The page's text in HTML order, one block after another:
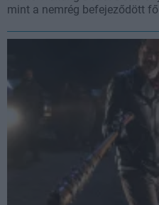
mint a nemrég befejeződött